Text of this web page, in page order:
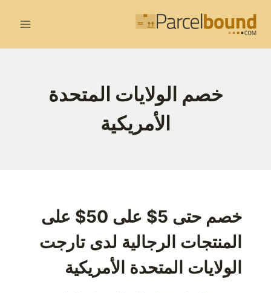
إلى
خصم الولايات المتحدة
الأمريكية
خصم حتى 5$ على 50$ على
المنتجات الرجالية لدى تارجت
الولايات المتحدة الأمريكية